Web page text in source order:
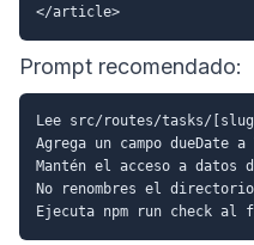
Prompt recomendado:
Lee src/routes/tasks/
Agrega un campo
Mantén el acceso a
No renombres el